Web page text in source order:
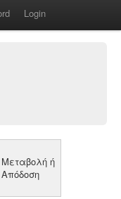
Login
Μεταβολή ή
Απόδοση